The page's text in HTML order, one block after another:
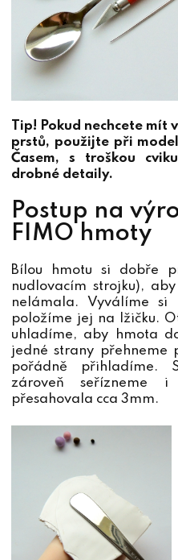
Tip! Pokud nechcete
prstů, použijte při
Časem, s troškou
drobné detaily.
Postup na
FIMO hmoty
Bílou hmotu si dobře
nudlovacím strojku),
nelámala. Vyválíme
položíme jej na lžičku.
uhladíme, aby hmota
jedné strany přehneme
pořádně přihladíme.
zároveň seřízneme
přesahovala cca 3mm.